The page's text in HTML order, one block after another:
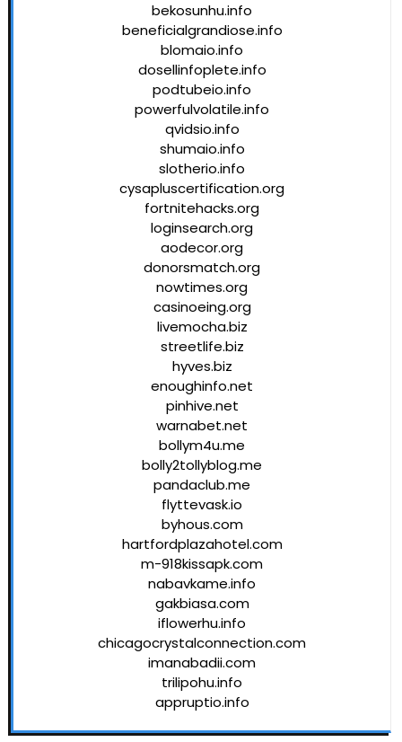
bekosunhu.info
beneficialgrandiose.info
blomaio.info
dosellinfoplete.info
podtubeio.info
powerfulvolatile.info
qvidsio.info
shumaio.info
slotherio.info
cysapluscertification.org
fortnitehacks.org
loginsearch.org
aodecor.org
donorsmatch.org
nowtimes.org
casinoeing.org
livemocha.biz
streetlife.biz
hyves.biz
enoughinfo.net
pinhive.net
warnabet.net
bollym4u.me
bolly2tollyblog.me
pandaclub.me
flyttevask.io
byhous.com
hartfordplazahotel.com
m-918kissapk.com
nabavkame.info
gakbiasa.com
iflowerhu.info
chicagocrystalconnection.com
imanabadii.com
trilipohu.info
appruptio.info